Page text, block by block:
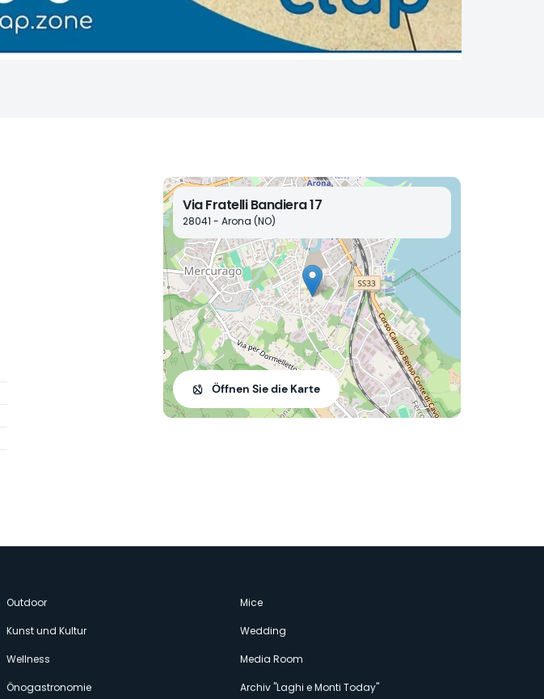
Via Fratelli Bandiera 17
28041 - Arona (NO)
Öffnen Sie die Karte
Outdoor
Kunst und Kultur
Wellness
Önogastronomie
Mice
Wedding
Media Room
Archiv "Laghi e Monti Today"